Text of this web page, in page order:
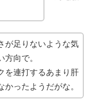
が足りないような気
方向で。
を連打するあまり肝
ったようだがな。